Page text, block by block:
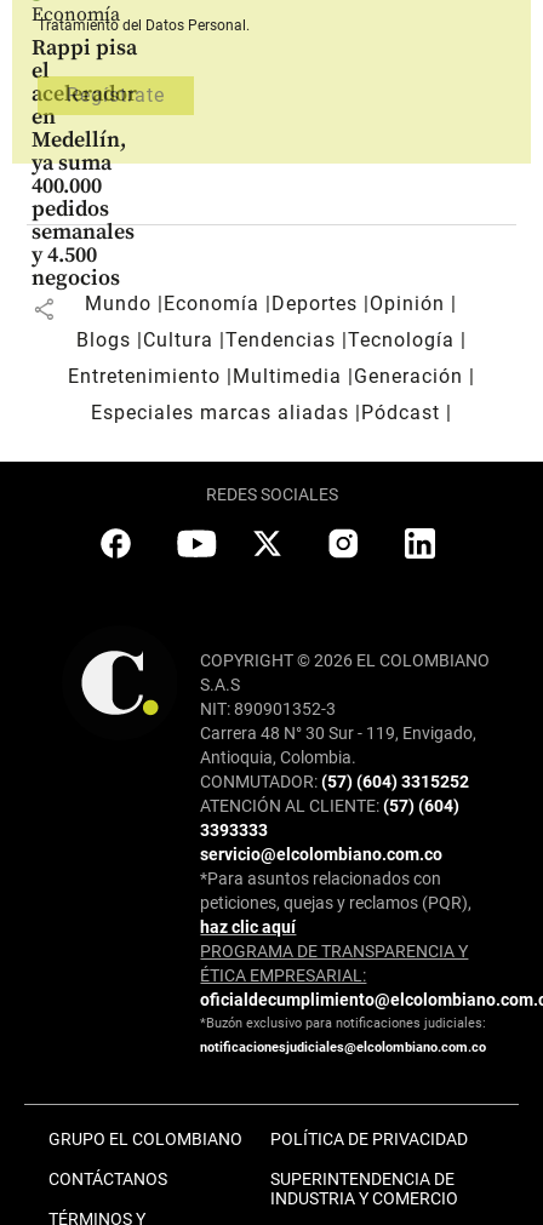
Economía
Rappi pisa
el
acelerador
en
Medellín,
ya suma
400.000
pedidos
semanales
y 4.500
negocios
share
Tratamiento del Datos Personal.
Mundo Economía Deportes
Opinión
Blogs
Cultura Tendencias Tecnología
Entretenimiento
Multimedia
Generación
Especiales marcas aliadas
Pódcast
REDES SOCIALES
COPYRIGHT © 2026 EL COLOMBIANO
S.A.S
NIT: 890901352-3
Carrera 48 N° 30 Sur - 119, Envigado,
Antioquia, Colombia.
CONMUTADOR:(57) (604) 3315252
ATENCIÓN AL CLIENTE:(57) (604)
3393333
servicio@elcolombiano.com.co
*Para asuntos relacionados con
peticiones, quejas y reclamos (PQR),
haz clic aquí
PROGRAMA DE TRANSPARENCIA Y
ÉTICA EMPRESARIAL:
*Buzón exclusivo para notificaciones judiciales:
notificacionesjudiciales@elcolombiano.com.co
GRUPO EL COLOMBIANO
CONTÁCTANOS
TÉRMINOS Y
POLÍTICA DE PRIVACIDAD
SUPERINTENDENCIA DE
INDUSTRIA Y COMERCIO